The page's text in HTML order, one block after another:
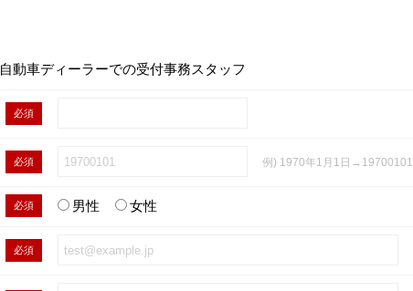
自動車ディーラーでの受付事務スタッフ
必須
必須 例) 1970年1月1日→19700101
必須 男性 女性
必須